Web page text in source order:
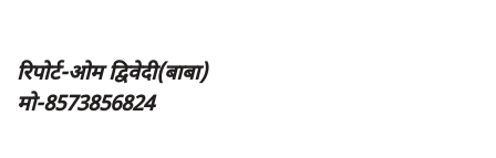
स्वास्थ्य
साक्षात्कार
रिपोर्ट-ओम द्विवेदी(बाबा)
मो-8573856824